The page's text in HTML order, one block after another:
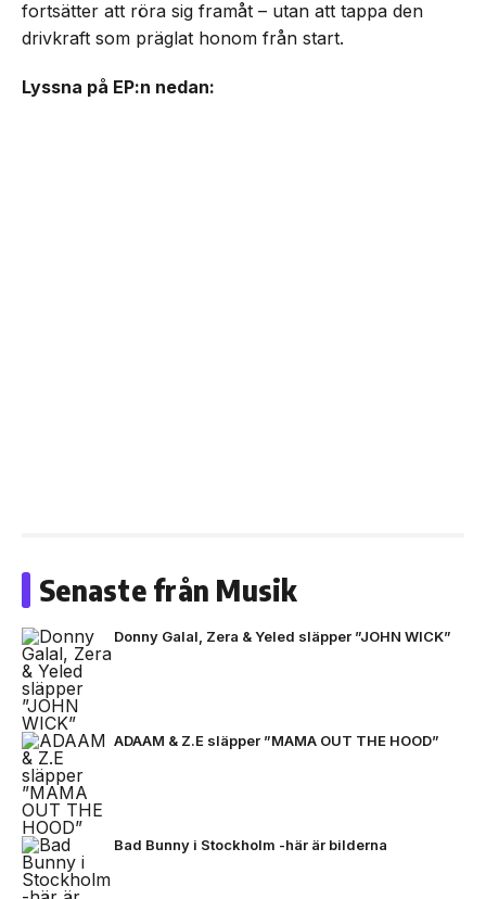
fortsätter att röra sig framåt – utan att tappa den
drivkraft som präglat honom från start.
Lyssna på EP:n nedan:
Senaste från Musik
Donny Galal, Zera & Yeled släpper ”JOHN WICK”
ADAAM & Z.E släpper ”MAMA OUT THE HOOD”
Bad Bunny i Stockholm -här är bilderna